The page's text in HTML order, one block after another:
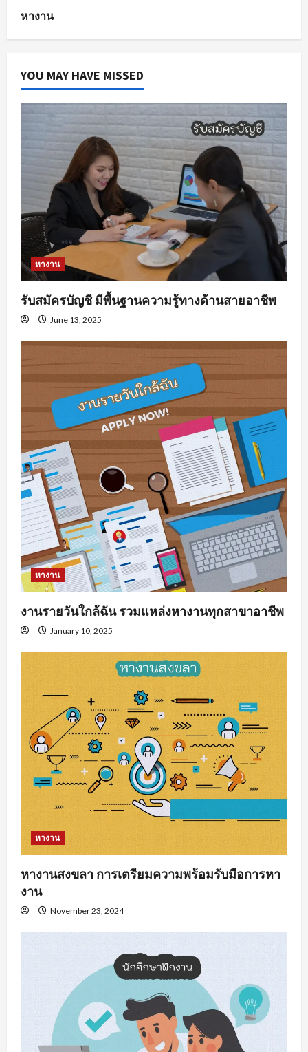
หางาน
YOU MAY HAVE MISSED
หางาน
รับสมัครบัญชี มีพื้นฐานความรู้ทางด้านสายอาชีพ
June 13, 2025
หางาน
งานรายวันใกล้ฉัน รวมแหล่งหางานทุกสาขาอาชีพ
January 10, 2025
หางาน
หางานสงขลา การเตรียมความพร้อมรับมือการหา
งาน
November 23, 2024